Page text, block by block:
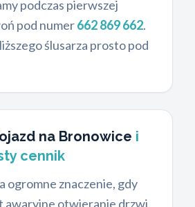
podczas pierwszej
pod numer662 869 662.
ślusarza prosto pod
na Bronowice i
cennik
ogromne znaczenie, gdy
awaryjne otwieranie drzwi